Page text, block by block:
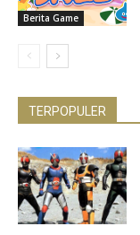
Berita Game
TERPOPULER